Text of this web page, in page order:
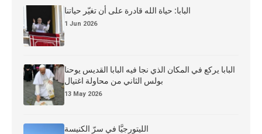
البابا: حياة الله قادرة على أن تغيّر حياتنا
1 Jun 2026
البابا يركع في المكان الذي نجا فيه البابا القديس يوحنا
بولس الثاني من محاولة اغتيال
13 May 2026
الليتورجيَّا في سرّ الكنيسة